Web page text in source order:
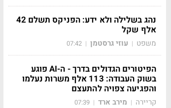
נהג בשלילה ולא ידע: הפניקס תשלם 42
אלף שקל
משפט | עוזי גרסטמן |
07:42
הפיטורים הגדולים בדרך - ה-AI פוגע
בשוק העבודה: 113 אלף משרות נעלמו
והפגיעה צפויה להתעצם
קריירה | מירב ארד |
07:39